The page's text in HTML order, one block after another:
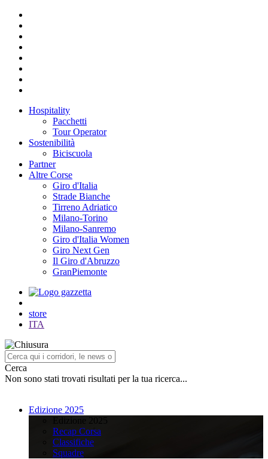
Hospitality
Pacchetti
Tour Operator
Sostenibilità
Biciscuola
Partner
Altre Corse
Giro d'Italia
Strade Bianche
Tirreno Adriatico
Milano-Torino
Milano-Sanremo
Giro d'Italia Women
Giro Next Gen
Il Giro d'Abruzzo
GranPiemonte
store
ITA
Cerca
Non sono stati trovati risultati per la tua ricerca...
Edizione 2025
Recap Corsa
Classifiche
Squadre